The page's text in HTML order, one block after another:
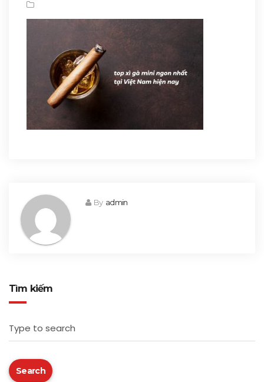
By admin
Tìm kiếm
Type to search
Search